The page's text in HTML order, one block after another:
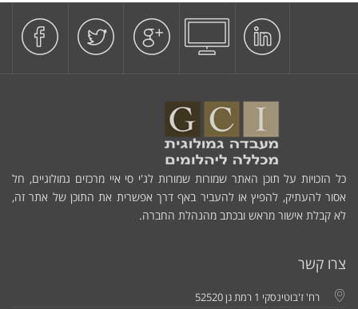
כל הזכויות על תוכן האתר שמורות שמורות לג'י סי איי מרכזים גמולוגיים, חל
אסור להעתיק, להפיץ או להעביר באף דרך אפשרית את התוכן של אתר זה,
לא קבלת אישור מראש ובכתב מהנהלת החברה.
צרו קשר
רח' ז'בוטינסקי 1 רמת גן 52520